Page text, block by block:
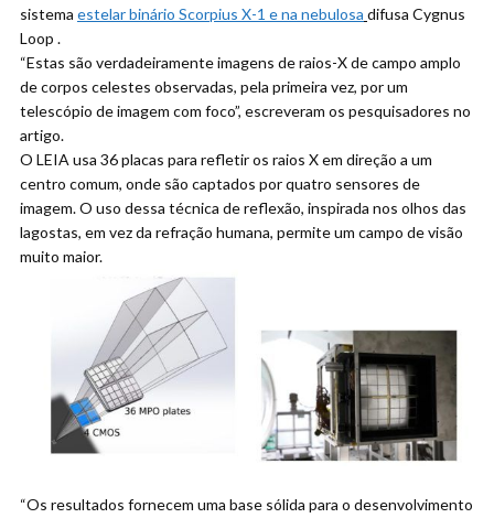
sistema estelar binário Scorpius X-1 e na nebulosa difusa Cygnus
Loop .
“Estas são verdadeiramente imagens de raios-X de campo amplo
de corpos celestes observadas, pela primeira vez, por um
telescópio de imagem com foco”, escreveram os pesquisadores no
artigo.
O LEIA usa 36 placas para refletir os raios X em direção a um
centro comum, onde são captados por quatro sensores de
imagem. O uso dessa técnica de reflexão, inspirada nos olhos das
lagostas, em vez da refração humana, permite um campo de visão
muito maior.
“Os resultados fornecem uma base sólida para o desenvolvimento